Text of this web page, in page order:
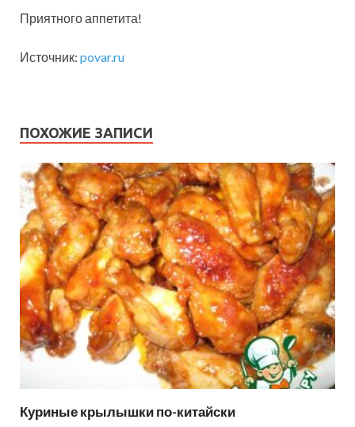
Приятного аппетита!
Источник: povar.ru
ПОХОЖИЕ ЗАПИСИ
Куриные крылышки по-китайски